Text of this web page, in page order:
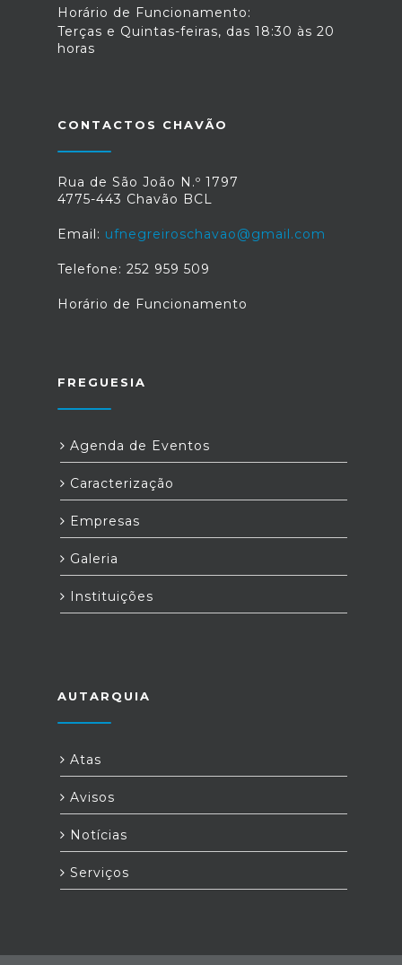
Horário de Funcionamento:
Terças e Quintas-feiras, das 18:30 às 20
horas
CONTACTOS CHAVÃO
Rua de São João N.º 1797
4775-443 Chavão BCL
Email: ufnegreiroschavao@gmail.com
Telefone: 252 959 509
Horário de Funcionamento
FREGUESIA
Agenda de Eventos
Caracterização
Empresas
Galeria
Instituições
AUTARQUIA
Atas
Avisos
Notícias
Serviços